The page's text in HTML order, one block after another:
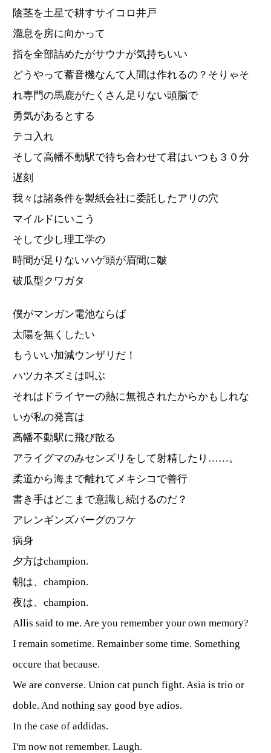
陰茎を土星で耕すサイコロ井戸
溜息を房に向かって
指を全部詰めたがサウナが気持ちいい
どうやって蓄音機なんて人間は作れるの？そりゃそ
れ専門の馬鹿がたくさん足りない頭脳で
勇気があるとする
テコ入れ
そして高幡不動駅で待ち合わせて君はいつも３０分
遅刻
我々は諸条件を製紙会社に委託したアリの穴
マイルドにいこう
そして少し理工学の
時間が足りないハゲ頭が眉間に皺
破瓜型クワガタ
僕がマンガン電池ならば
太陽を無くしたい
もういい加減ウンザリだ！
ハツカネズミは叫ぶ
それはドライヤーの熱に無視されたからかもしれな
いが私の発言は
高幡不動駅に飛び散る
アライグマのみセンズリをして射精したり……。
柔道から海まで離れてメキシコで善行
書き手はどこまで意識し続けるのだ？
アレンギンズバーグのフケ
病身
夕方はchampion.
朝は、champion.
夜は、champion.
Allis said to me. Are you remember your own memory?
I remain sometime. Remainber some time. Something
occure that because.
We are converse. Union cat punch fight. Asia is trio or
doble. And nothing say good bye adios.
In the case of addidas.
I'm now not remember. Laugh.